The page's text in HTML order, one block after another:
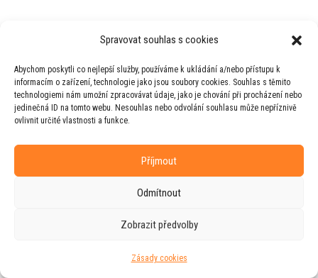
Spravovat souhlas s cookies
Abychom poskytli co nejlepší služby, používáme k ukládání a/nebo přístupu k
informacím o zařízení, technologie jako jsou soubory cookies. Souhlas s těmito
technologiemi nám umožní zpracovávat údaje, jako je chování při procházení nebo
jedinečná ID na tomto webu. Nesouhlas nebo odvolání souhlasu může nepříznivě
ovlivnit určité vlastnosti a funkce.
Příjmout
Odmítnout
Zobrazit předvolby
Zásady cookies
Horeckého
Web vytvořila firmaRUDIve spolupráci s
agenturou